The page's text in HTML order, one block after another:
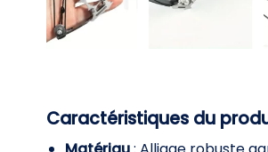
Caractéristiques du